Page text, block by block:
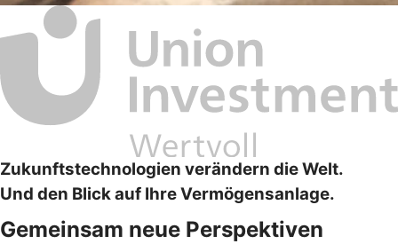
Zukunftstechnologien verändern die Welt.
Und den Blick auf Ihre Vermögensanlage.
Gemeinsam neue Perspektiven